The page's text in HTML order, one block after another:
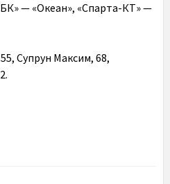
— «Океан», «Спарта-КТ» —
Супрун Максим, 68,